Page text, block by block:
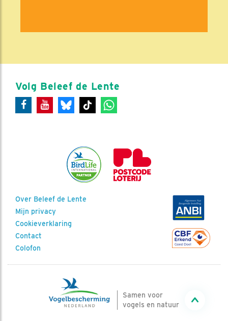
Volg Beleef de Lente
Over Beleef de Lente
Mijn privacy
Cookieverklaring
Contact
Colofon
Samen voor
vogels en natuur